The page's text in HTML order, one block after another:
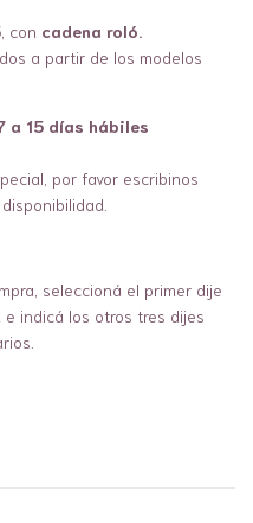
, con cadena roló.
a partir de los modelos
a 15 días hábiles
por favor escribinos
seleccioná el primer dije
indicá los otros tres dijes